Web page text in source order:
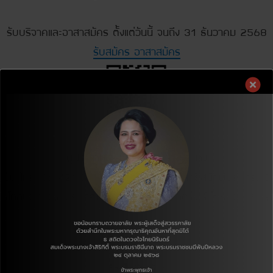
รับบริจาคและอาสาสมัคร ตั้งแต่วันนี้ จนถึง 31 ธันวาคม 2568
รับสมัคร อาสาสมัคร
ผู้ประสานงาน รร.บ้านหนองหัวยาง
ย็น โทร. 06 4235 6247 ,ครูธนาวรรณ สุทธิสนิทพันธ์ โทร.
ธิโกลบอล โฮฟ ประเทศไทย คุณสุพีรพันธุ์ เกิดพันธุ์ โทร. 08
ก้าวไปทีละก้าว